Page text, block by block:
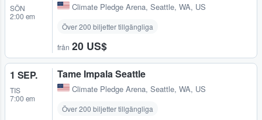
SÖN
2:00 em
Climate Pledge Arena, Seattle, WA, US
Över 200 biljetter tillgängliga
från 20 US$
1 SEP.
TIS
7:00 em
Tame Impala Seattle
Climate Pledge Arena, Seattle, WA, US
Över 200 biljetter tillgängliga